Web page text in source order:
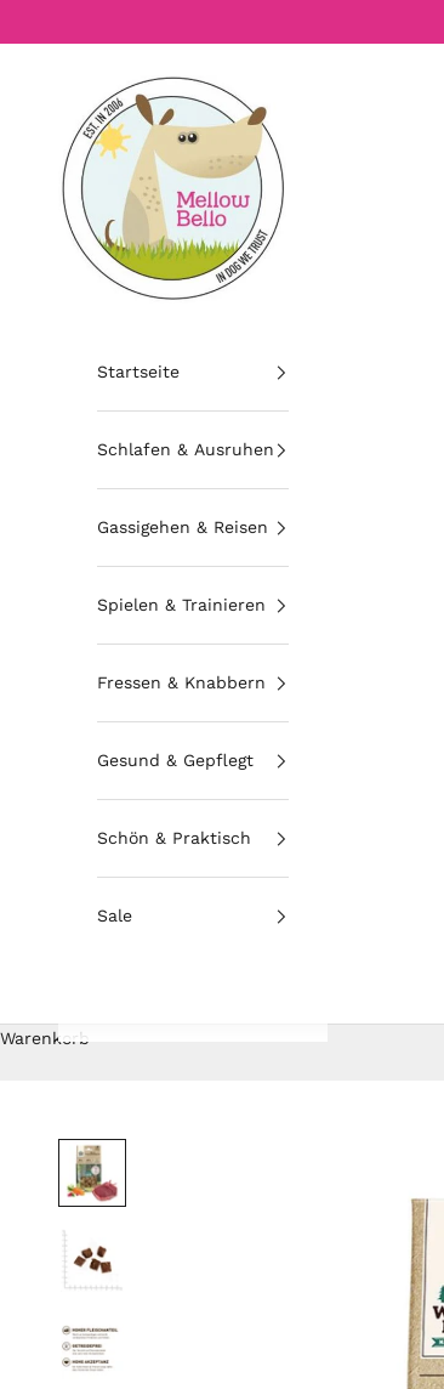
Mellow Bello
Startseite
Schlafen & Ausruhen
Gassigehen & Reisen
Spielen & Trainieren
Fressen & Knabbern
Gesund & Gepflegt
Schön & Praktisch
Sale
Warenkorb